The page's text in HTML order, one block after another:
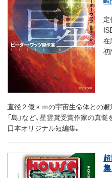
定
在
初
直径２億ｋｍの宇宙生命体との
「島」など、星雲賞受賞作家の真
日本オリジナル短編集。
集